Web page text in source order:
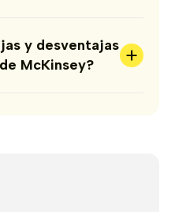
y desventajas
McKinsey?
+